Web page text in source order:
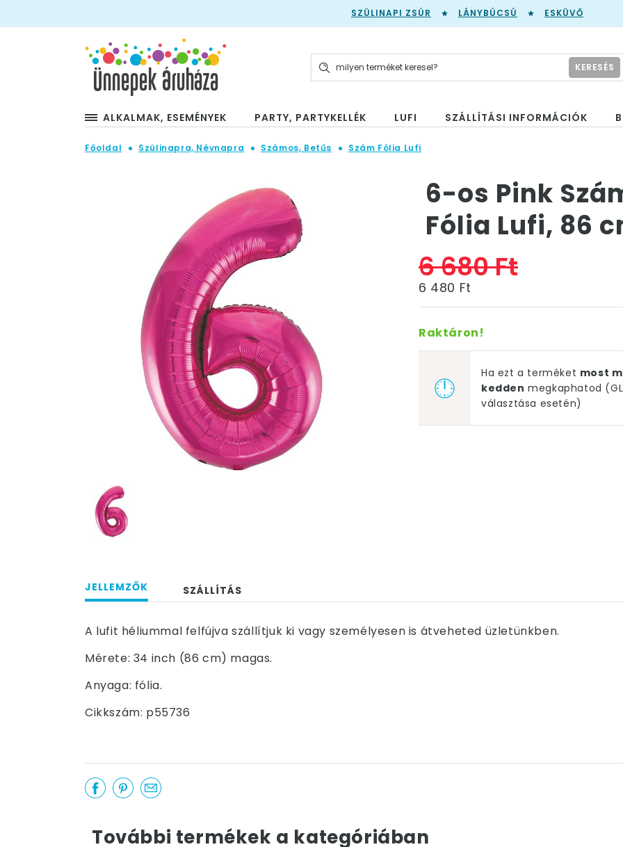
SZÜLINAPI ZSÚR LÁNYBÚCSÚ ESKÜVŐ
KERESÉS
ALKALMAK, ESEMÉNYEK PARTY, PARTYKELLÉK LUFI SZÁLLÍTÁSI INFORMÁCIÓK
Főoldal Szülinapra, Névnapra Számos, Betűs Szám Fólia Lufi
6-os Pink
Fólia Lufi, 86
6 680 Ft
6 480 Ft
Raktáron!
Ha ezt a terméket most
kedden megkaphatod
választása esetén)
JELLEMZŐK SZÁLLÍTÁS
A lufit héliummal felfújva szállítjuk ki vagy személyesen is átveheted üzletünkben.
Mérete: 34 inch (86 cm) magas.
Anyaga: fólia.
Cikkszám: p55736
További termékek a kategóriában